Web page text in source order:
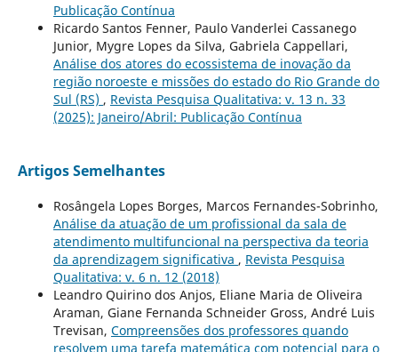
Publicação Contínua
Ricardo Santos Fenner, Paulo Vanderlei Cassanego
Junior, Mygre Lopes da Silva, Gabriela Cappellari,
Análise dos atores do ecossistema de inovação da
região noroeste e missões do estado do Rio Grande do
Sul (RS) , Revista Pesquisa Qualitativa: v. 13 n. 33
(2025): Janeiro/Abril: Publicação Contínua
Artigos Semelhantes
Rosângela Lopes Borges, Marcos Fernandes-Sobrinho,
Análise da atuação de um profissional da sala de
atendimento multifuncional na perspectiva da teoria
da aprendizagem significativa , Revista Pesquisa
Qualitativa: v. 6 n. 12 (2018)
Leandro Quirino dos Anjos, Eliane Maria de Oliveira
Araman, Giane Fernanda Schneider Gross, André Luis
Trevisan, Compreensões dos professores quando
resolvem uma tarefa matemática com potencial para o